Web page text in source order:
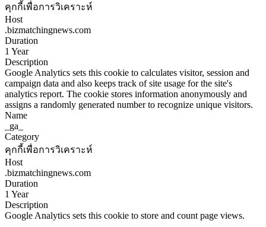
คุกกี้เพื่อการวิเคราะห์
Host
.bizmatchingnews.com
Duration
1 Year
Description
Google Analytics sets this cookie to calculates visitor, session and
campaign data and also keeps track of site usage for the site's
analytics report. The cookie stores information anonymously and
assigns a randomly generated number to recognize unique visitors.
Name
_ga_
Category
คุกกี้เพื่อการวิเคราะห์
Host
.bizmatchingnews.com
Duration
1 Year
Description
Google Analytics sets this cookie to store and count page views.